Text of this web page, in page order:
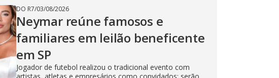
DO R7/03/08/2026
Neymar reúne famosos e
familiares em leilão beneficente
em SP
Jogador de futebol realizou o tradicional evento com